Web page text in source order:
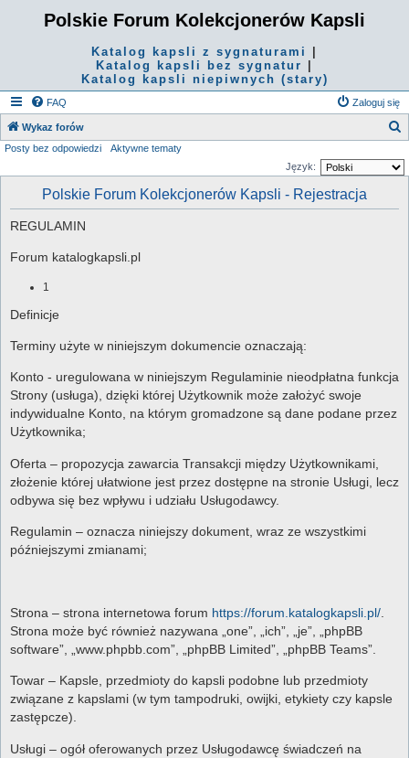
Polskie Forum Kolekcjonerów Kapsli
Katalog kapsli z sygnaturami
Katalog kapsli bez sygnatur
Katalog kapsli niepiwnych (stary)
FAQ Zaloguj się
Wykaz forów
Posty bez odpowiedzi
Aktywne tematy
Język:
Polskie Forum Kolekcjonerów Kapsli - Rejestracja
REGULAMIN
Forum katalogkapsli.pl
1
Definicje
Terminy użyte w niniejszym dokumencie oznaczają:
Konto - uregulowana w niniejszym Regulaminie nieodpłatna funkcja
Strony (usługa), dzięki której Użytkownik może założyć swoje
indywidualne Konto, na którym gromadzone są dane podane przez
Użytkownika;
Oferta – propozycja zawarcia Transakcji między Użytkownikami,
złożenie której ułatwione jest przez dostępne na stronie Usługi, lecz
odbywa się bez wpływu i udziału Usługodawcy.
Regulamin – oznacza niniejszy dokument, wraz ze wszystkimi
późniejszymi zmianami;
Strona – strona internetowa forum https://forum.katalogkapsli.pl/
Strona może być również nazywana „one”, „ich”, „je”, „phpBB
software”, „www.phpbb.com”, „phpBB Limited”, „phpBB Teams”.
Towar – Kapsle, przedmioty do kapsli podobne lub przedmioty
związane z kapslami (w tym tampodruki, owijki, etykiety czy kapsle
zastępcze).
Usługi – ogół oferowanych przez Usługodawcę świadczeń na